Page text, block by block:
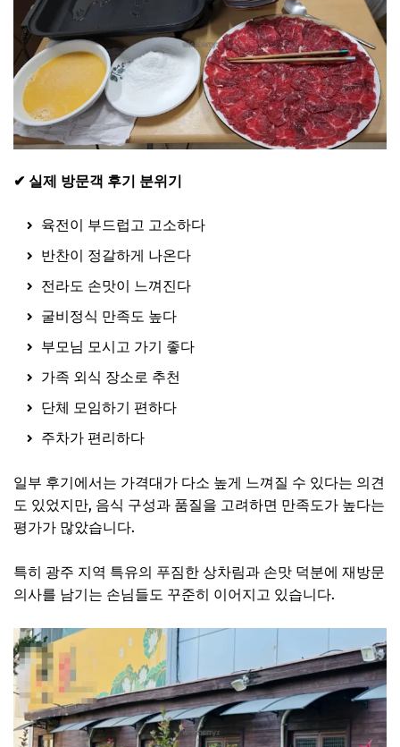
✔ 실제 방문객 후기 분위기
육전이 부드럽고 고소하다
반찬이 정갈하게 나온다
전라도 손맛이 느껴진다
굴비정식 만족도 높다
부모님 모시고 가기 좋다
가족 외식 장소로 추천
단체 모임하기 편하다
주차가 편리하다
일부 후기에서는 가격대가 다소 높게 느껴질 수 있다는 의견
도 있었지만, 음식 구성과 품질을 고려하면 만족도가 높다는
평가가 많았습니다.
특히 광주 지역 특유의 푸짐한 상차림과 손맛 덕분에 재방문
의사를 남기는 손님들도 꾸준히 이어지고 있습니다.